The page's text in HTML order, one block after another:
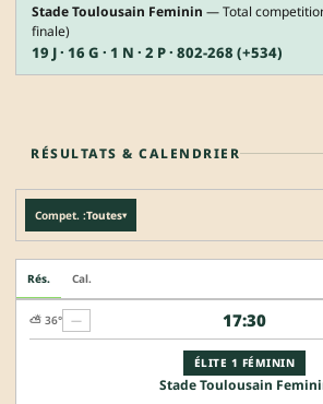
Stade Toulousain Feminin — Total
finale)
19 J · 16 G · 1 N · 2 P · 802-268 (+534)
RÉSULTATS & CALENDRIER
Compet. :Toutes▾
Rés. Cal.
17:30
ÉLITE 1 FÉMININ
Stade Toulousain
⛅ 36° —